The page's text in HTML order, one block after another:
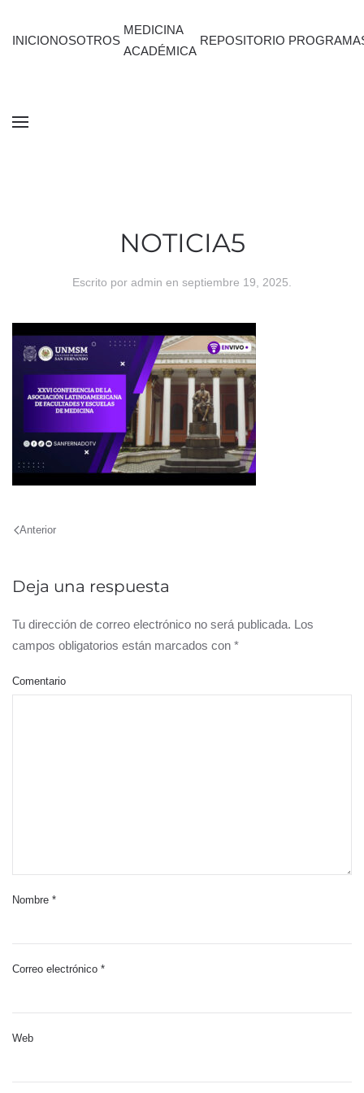
INICIONOSOTROS
MEDICINA
ACADÉMICA
REPOSITORIO
NOTICIA5
Escrito por admin en septiembre 19, 2025
Anterior
Deja una respuesta
Tu dirección de correo electrónico no será publicada. Los
campos obligatorios están marcados con *
Comentario
Nombre *
Correo electrónico *
Web